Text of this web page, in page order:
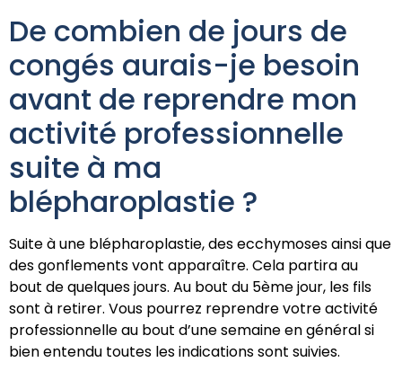
De combien de jours de
congés aurais-je besoin
avant de reprendre mon
activité professionnelle
suite à ma
blépharoplastie ?
Suite à une blépharoplastie, des ecchymoses ainsi que
des gonflements vont apparaître. Cela partira au
bout de quelques jours. Au bout du 5ème jour, les fils
sont à retirer. Vous pourrez reprendre votre activité
professionnelle au bout d’une semaine en général si
bien entendu toutes les indications sont suivies.